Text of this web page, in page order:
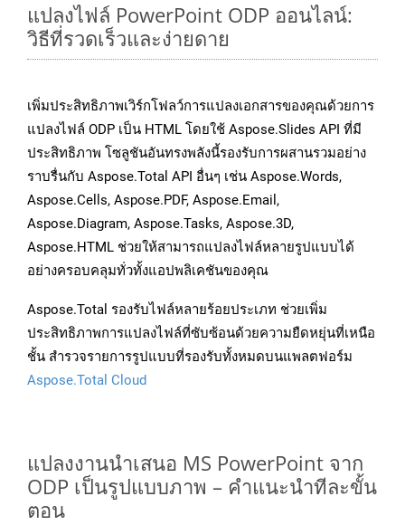
แปลงไฟล์ PowerPoint ODP ออนไลน์:
วิธีที่รวดเร็วและง่ายดาย
เพิ่มประสิทธิภาพเวิร์กโฟลว์การแปลงเอกสารของคุณด้วยการ
แปลงไฟล์ ODP เป็น HTML โดยใช้ Aspose.Slides API ที่มี
ประสิทธิภาพ โซลูชันอันทรงพลังนี้รองรับการผสานรวมอย่าง
ราบรื่นกับ Aspose.Total API อื่นๆ เช่น Aspose.Words,
Aspose.Cells, Aspose.PDF, Aspose.Email,
Aspose.Diagram, Aspose.Tasks, Aspose.3D,
Aspose.HTML ช่วยให้สามารถแปลงไฟล์หลายรูปแบบได้
อย่างครอบคลุมทั่วทั้งแอปพลิเคชันของคุณ
Aspose.Total รองรับไฟล์หลายร้อยประเภท ช่วยเพิ่ม
ประสิทธิภาพการแปลงไฟล์ที่ซับซ้อนด้วยความยืดหยุ่นที่เหนือ
ชั้น สำรวจรายการรูปแบบที่รองรับทั้งหมดบนแพลตฟอร์ม
Aspose.Total Cloud
แปลงงานนำเสนอ MS PowerPoint จาก
ODP เป็นรูปแบบภาพ – คำแนะนำทีละขั้น
ตอน